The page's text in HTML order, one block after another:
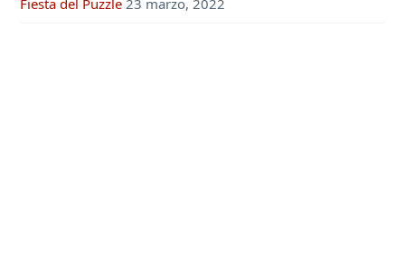
Fiesta del Puzzle 23 marzo, 2022